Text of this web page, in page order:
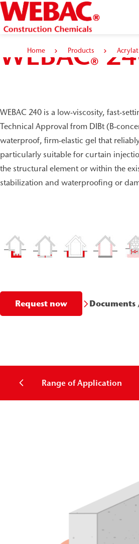
Home Products
WEBAC®
WEBAC 240 is a low-viscosity, fast-
Technical Approval from DIBt (B-
waterproof, firm-elastic gel that
particularly suitable for curtain
the structural element or within the
stabilization and waterproofing or
Request now
Range of Application